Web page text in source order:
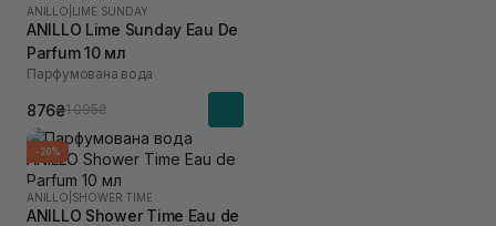
ANILLO LIME SUNDAY
ANILLO Lime Sunday Eau De
Parfum 10 мл
Парфумована вода
876₴1 095₴
-20%
ANILLO SHOWER TIME
ANILLO Shower Time Eau de